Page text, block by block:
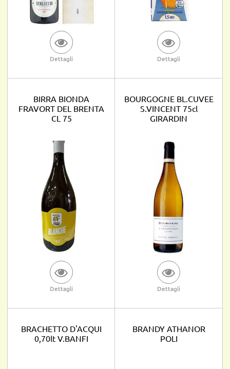
Dettagli Dettagli
BIRRA BIONDA
FRAVORT DEL BRENTA
CL 75
Dettagli
BOURGOGNE BL.CUVEE
S.VINCENT 75cl
GIRARDIN
Dettagli
BRACHETTO D'ACQUI
0,70lt V.BANFI
BRANDY ATHANOR
POLI